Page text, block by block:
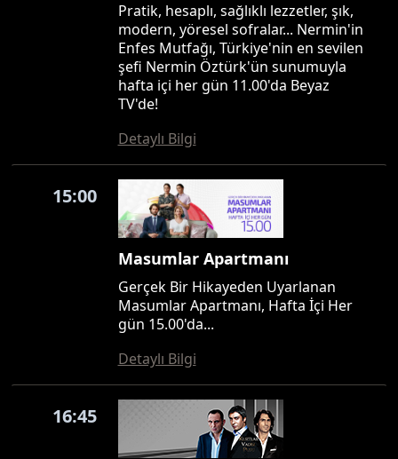
Pratik, hesaplı, sağlıklı lezzetler, şık,
modern, yöresel sofralar... Nermin'in
Enfes Mutfağı, Türkiye'nin en sevilen
şefi Nermin Öztürk'ün sunumuyla
hafta içi her gün 11.00'da Beyaz
TV'de!
Detaylı Bilgi
15:00
Masumlar Apartmanı
Gerçek Bir Hikayeden Uyarlanan
Masumlar Apartmanı, Hafta İçi Her
gün 15.00'da...
Detaylı Bilgi
16:45